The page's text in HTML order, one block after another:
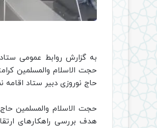
به گزارش روابط عمومی
حجت الاسلام والمسلمین
حاج نوروزی دبیر ستاد اقامه
حجت الاسلام والمسلمین
هدف بررسی راهکارهای